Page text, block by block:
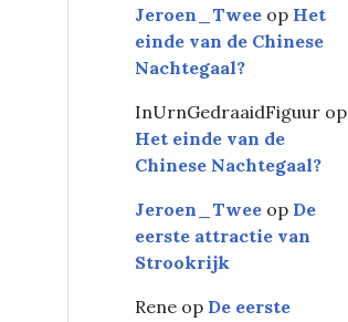
Jeroen_Twee op Het
einde van de Chinese
Nachtegaal?
InUrnGedraaidFiguur op
Het einde van de
Chinese Nachtegaal?
Jeroen_Twee op De
eerste attractie van
Strookrijk
Rene op De eerste